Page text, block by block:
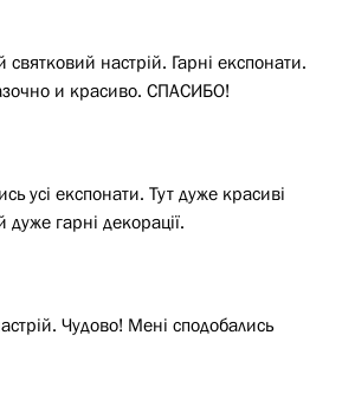
настрій. Гарні експонати.
и красиво. СПАСИБО!
усі експонати. Тут дуже красиві
гарні декорації.
Чудово! Мені сподобались